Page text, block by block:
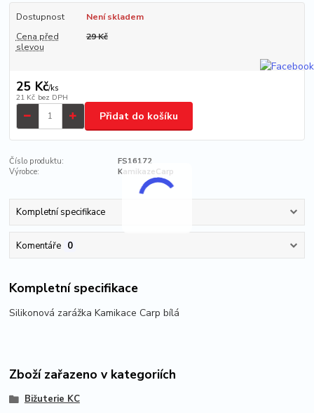
Dostupnost
Není skladem
Cena před
slevou
29 Kč
25 Kč/ks
21 Kč bez DPH
Přidat do košíku
Číslo produktu:
FS16172
Výrobce:
KamikazeCarp
Kompletní specifikace
Komentáře 0
Kompletní specifikace
Silikonová zarážka Kamikace Carp bílá
Zboží zařazeno v kategoriích
Bižuterie KC